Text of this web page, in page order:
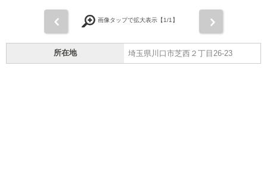
画像タップで拡大表示【1/1】
所在地 埼玉県川口市芝西２丁目26-23